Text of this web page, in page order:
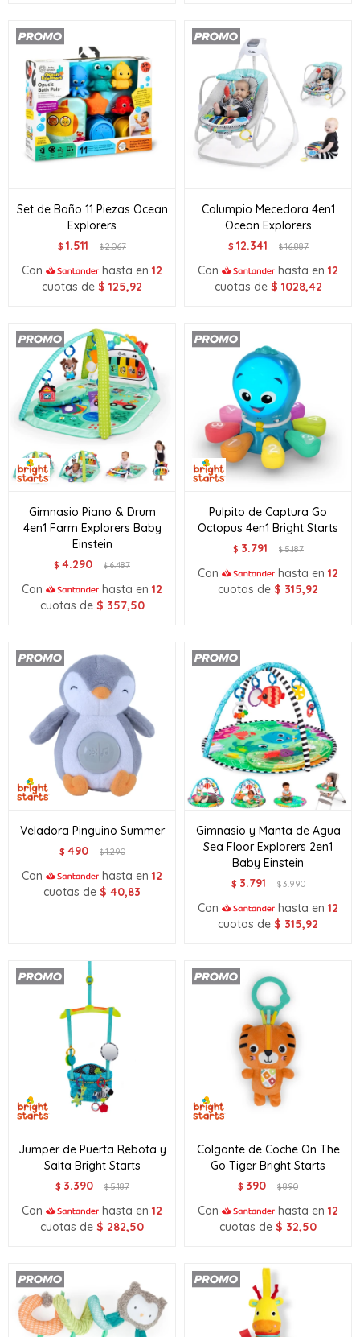
Set de Baño 11 Piezas Ocean
Explorers
$ 1.511 $2.067
Con hasta en 12
cuotas de $ 125,92
Columpio Mecedora 4en1
Ocean Explorers
$ 12.341 $16.887
Con hasta en 12
cuotas de $ 1028,42
Gimnasio Piano & Drum
4en1 Farm Explorers Baby
Einstein
$ 4.290 $6.487
Con hasta en 12
cuotas de $ 357,50
Pulpito de Captura Go
Octopus 4en1 Bright Starts
$ 3.791 $5.187
Con hasta en 12
cuotas de $ 315,92
Veladora Pinguino Summer
$ 490 $1.290
Con hasta en 12
cuotas de $ 40,83
Gimnasio y Manta de Agua
Sea Floor Explorers 2en1
Baby Einstein
$ 3.791 $3.990
Con hasta en 12
cuotas de $ 315,92
Jumper de Puerta Rebota y
Salta Bright Starts
$ 3.390 $5.187
Con hasta en 12
cuotas de $ 282,50
Colgante de Coche On The
Go Tiger Bright Starts
$ 390 $890
Con hasta en 12
cuotas de $ 32,50